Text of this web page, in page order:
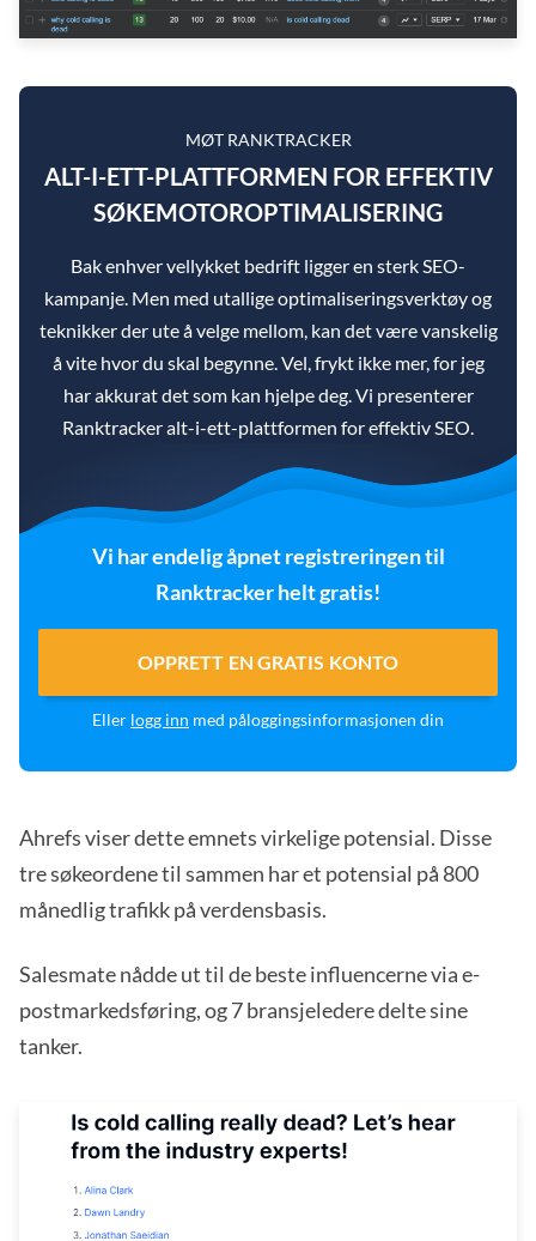
MØT RANKTRACKER
ALT-I-ETT-PLATTFORMEN FOR EFFEKTIV
SØKEMOTOROPTIMALISERING
Bak enhver vellykket bedrift ligger en sterk SEO-
kampanje. Men med utallige optimaliseringsverktøy og
teknikker der ute å velge mellom, kan det være vanskelig
å vite hvor du skal begynne. Vel, frykt ikke mer, for jeg
har akkurat det som kan hjelpe deg. Vi presenterer
Ranktracker alt-i-ett-plattformen for effektiv SEO.
Vi har endelig åpnet registreringen til
Ranktracker helt gratis!
OPPRETT EN GRATIS KONTO
Eller logg inn med påloggingsinformasjonen din
Ahrefs viser dette emnets virkelige potensial. Disse
tre søkeordene til sammen har et potensial på 800
månedlig trafikk på verdensbasis.
Salesmate nådde ut til de beste influencerne via e-
postmarkedsføring, og 7 bransjeledere delte sine
tanker.